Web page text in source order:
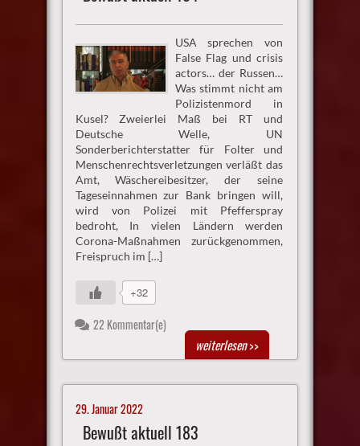
USA sprechen von
False Flag und crisis
actors… der Russen…
Was stimmt nicht am
Polizistenmord in
Kusel? Zweierlei Maß bei RT und
Deutsche Welle, UN
Sonderberichterstatter für Folter und
Menschenrechtsverletzungen verläßt das
Amt, Wäschereibesitzer, der seine
Tageseinnahmen zur Bank bringen will,
wird von Polizei mit Pfefferspray
bedroht, In vielen Ländern werden
Corona-Maßnahmen zurückgenommen,
Freispruch im […]
+32
22 Kommentar(e)
weiterlesen>>
29. Januar 2022
Bewußt aktuell 183